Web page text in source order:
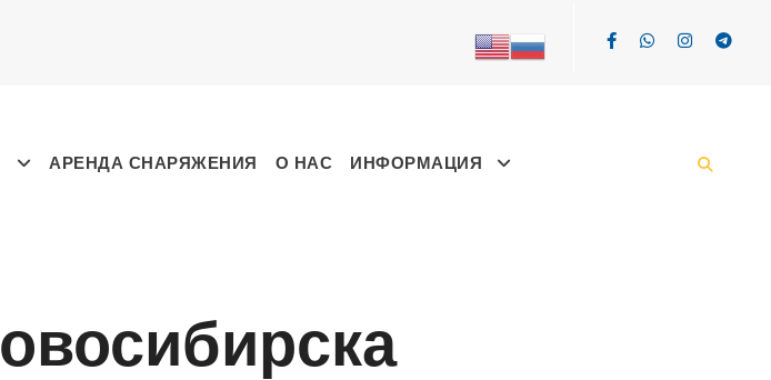
АРЕНДА СНАРЯЖЕНИЯ О НАС ИНФОРМАЦИЯ